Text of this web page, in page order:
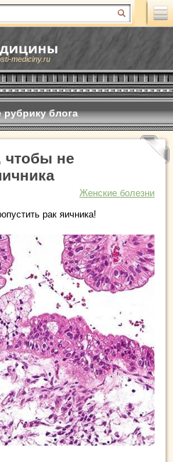
mediciny.ru
блога
чтобы не
Женские болезни
рак яичника!